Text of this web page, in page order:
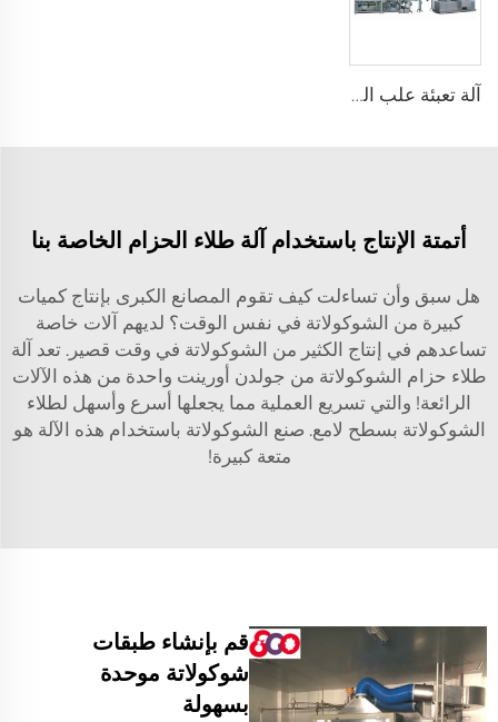
آلة تعبئة علب اللبنة المضغة
أتمتة الإنتاج باستخدام آلة طلاء الحزام الخاصة بنا
هل سبق وأن تساءلت كيف تقوم المصانع الكبرى بإنتاج كميات
كبيرة من الشوكولاتة في نفس الوقت؟ لديهم آلات خاصة
تساعدهم في إنتاج الكثير من الشوكولاتة في وقت قصير. تعد آلة
طلاء حزام الشوكولاتة من جولدن أورينت واحدة من هذه الآلات
الرائعة! والتي تسريع العملية مما يجعلها أسرع وأسهل لطلاء
الشوكولاتة بسطح لامع. صنع الشوكولاتة باستخدام هذه الآلة هو
متعة كبيرة!
قم بإنشاء طبقات
شوكولاتة موحدة
بسهولة